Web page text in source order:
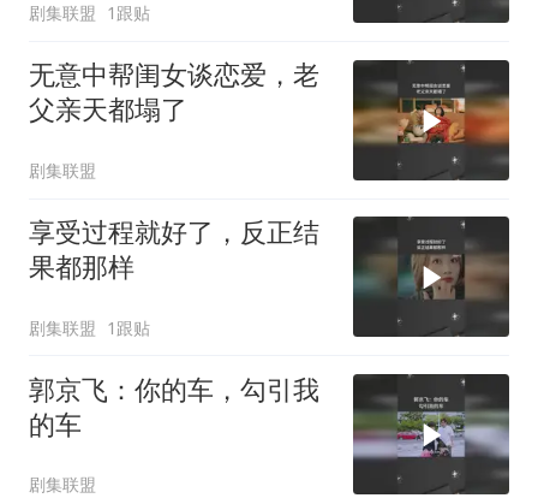
剧集联盟 1跟贴
无意中帮闺女谈恋爱，老
父亲天都塌了
剧集联盟
享受过程就好了，反正结
果都那样
剧集联盟 1跟贴
郭京飞：你的车，勾引我
的车
剧集联盟